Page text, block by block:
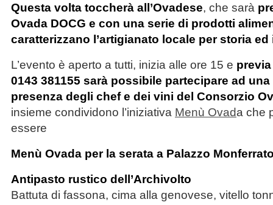
Questa volta toccherà all’Ovadese, che sarà
Ovada DOCG e con una serie di prodotti
caratterizzano l’artigianato locale per storia ed
L’evento è aperto a tutti, inizia alle ore 15 e
0143 381155 sarà possibile partecipare ad
presenza degli chef e dei vini del Consorzio
insieme condividono l’iniziativa Menù Ovada che
essere
Menù Ovada per la serata a Palazzo
Antipasto rustico dell’Archivolto
Battuta di fassona, cima alla genovese, vitello